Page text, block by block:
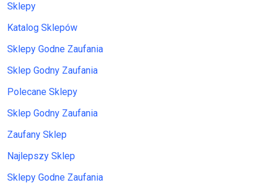
Sklepy
Katalog Sklepów
Sklepy Godne Zaufania
Sklep Godny Zaufania
Polecane Sklepy
Sklep Godny Zaufania
Zaufany Sklep
Najlepszy Sklep
Sklepy Godne Zaufania